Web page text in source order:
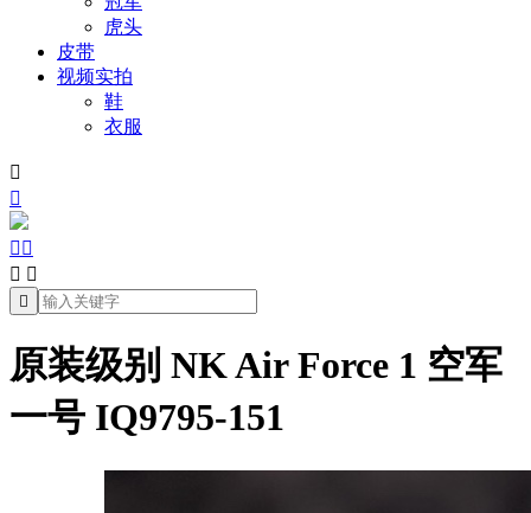
虎头
皮带
视频实拍
鞋
衣服


 
 

原装级别 NK Air Force 1 空军
一号 IQ9795-151